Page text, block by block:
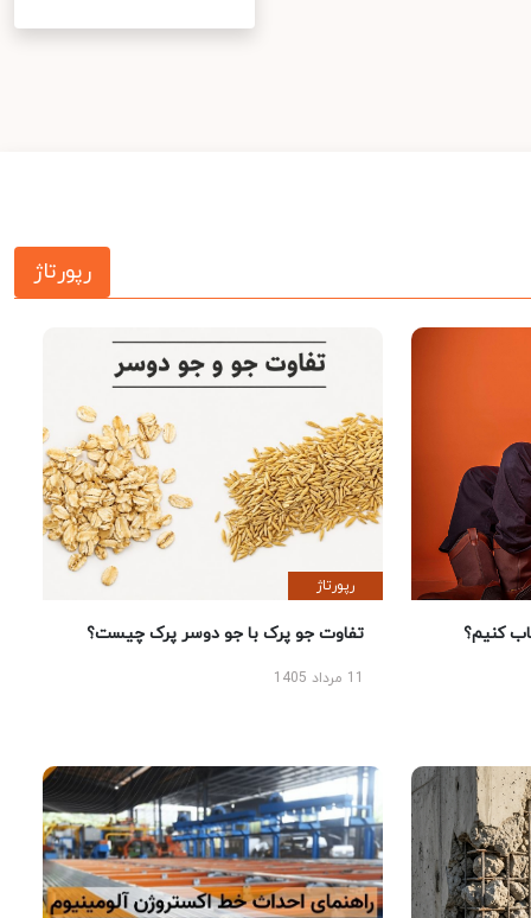
رپورتاژ
کنیم؟
رپورتاژ
تفاوت جو پرک با جو دوسر پرک چیست؟